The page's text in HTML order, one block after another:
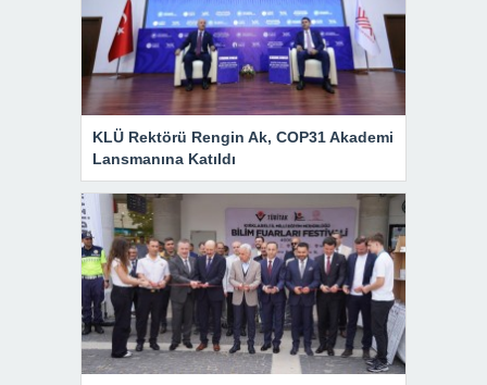
KLÜ Rektörü Rengin Ak, COP31 Akademi
Lansmanına Katıldı